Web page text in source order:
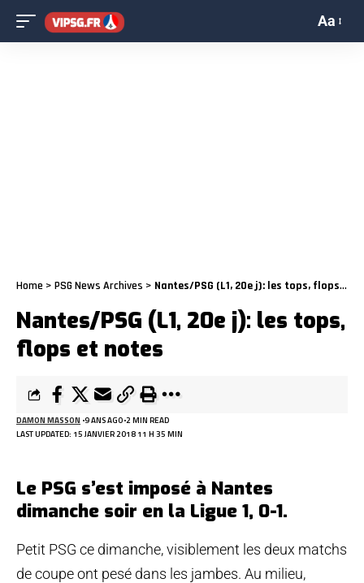
Aa
Home > PSG News Archives > Nantes/PSG (L1, 20e j): les tops, flops et notes
Nantes/PSG (L1, 20e j): les tops,
flops et notes
LAST UPDATED: 15 JANVIER 2018 11 H 35 MIN
DAMON MASSON 9 ANS AGO 2 MIN READ
Le PSG s’est imposé à Nantes
dimanche soir en la Ligue 1, 0-1.
Petit PSG ce dimanche, visiblement les deux matchs
de coupe ont pesé dans les jambes. Au milieu,